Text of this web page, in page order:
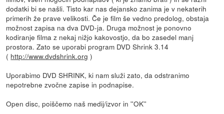
dodatki bi se našli. Tisto kar nas dejansko zanima je v nekaterih
primerih že prave velikosti. Če je film še vedno predolog, obstaja
možnost zapisa na dva DVD-ja. Druga možnost je ponovno
kodiranje filma z nekaj nižjo kakovostjo, da bo zasedel manj
prostora. Zato se uporabi program DVD Shrink 3.14
( http://www.dvdshrink.org )
Uporabimo DVD SHRINK, ki nam služi zato, da odstranimo
nepotrebne zvočne zapise in podnapise.
Open disc, poiščemo naš medij/izvor in ''OK''